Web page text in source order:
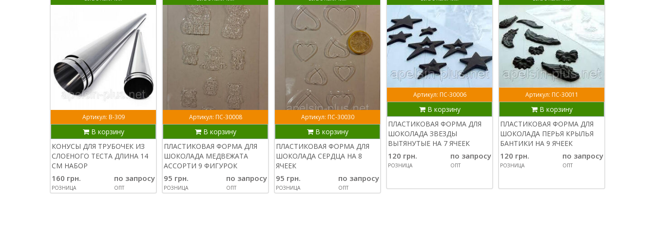
Артикул: В-309
В корзину
КОНУСЫ ДЛЯ ТРУБОЧЕК ИЗ
СЛОЕНОГО ТЕСТА ДЛИНА 14
СМ НАБОР
160 грн.
РОЗНИЦА
по запросу
ОПТ
Артикул: ПС-30008
В корзину
ПЛАСТИКОВАЯ ФОРМА ДЛЯ
ШОКОЛАДА МЕДВЕЖАТА
АССОРТИ 9 ФИГУРОК
95 грн.
РОЗНИЦА
по запросу
ОПТ
Артикул: ПС-30030
В корзину
ПЛАСТИКОВАЯ ФОРМА ДЛЯ
ШОКОЛАДА СЕРДЦА НА 8
ЯЧЕЕК
95 грн.
РОЗНИЦА
по запросу
ОПТ
Артикул: ПС-30006
В корзину
ПЛАСТИКОВАЯ ФОРМА ДЛЯ
ШОКОЛАДА ЗВЕЗДЫ
ВЫТЯНУТЫЕ НА 7 ЯЧЕЕК
120 грн.
РОЗНИЦА
по запросу
ОПТ
Артикул: ПС-30011
В корзину
ПЛАСТИКОВАЯ ФОРМА ДЛЯ
ШОКОЛАДА ПЕРЬЯ КРЫЛЬЯ
БАНТИКИ НА 9 ЯЧЕЕК
120 грн.
РОЗНИЦА
по запросу
ОПТ